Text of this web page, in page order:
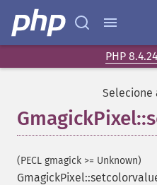
PHP
Selecione
(PECL gmagick >= Unknown)